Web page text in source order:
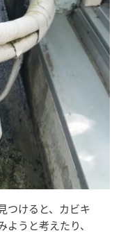
つけると、カビキ
うと考えたり、